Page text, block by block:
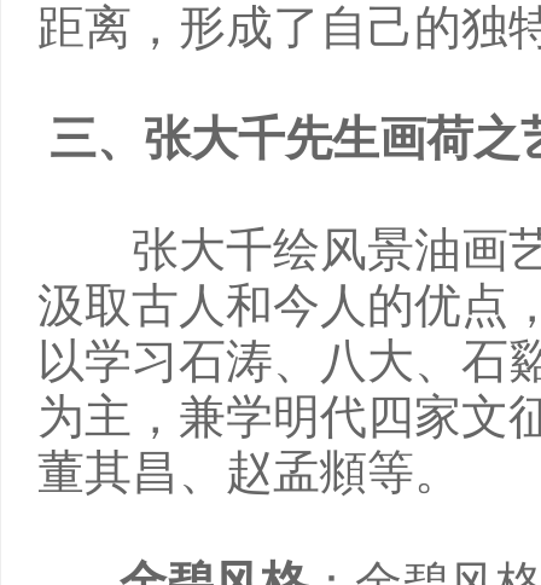
距离，形成了自己的独
三、张大千先生画荷之
张大千绘风景油画艺
汲取古人和今人的优点
以学习石涛、八大、石
为主，兼学明代四家文
董其昌、赵孟頫等。